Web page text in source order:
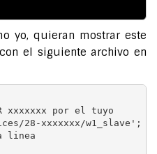
yo, quieran mostrar este
el siguiente archivo en
xxxxxxx por el tuyo
28-xxxxxxx/w1_slave';
linea